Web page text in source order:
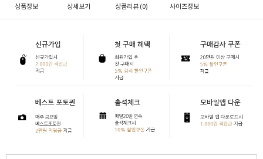
상품정보 상세보기 상품리뷰 (0) 사이즈정보